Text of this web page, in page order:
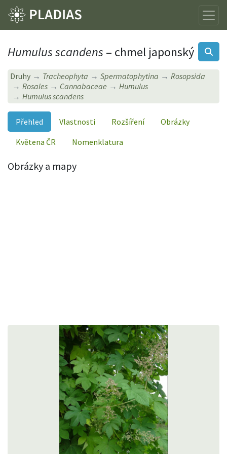
Humulus scandens – chmel japonský
Druhy Tracheophyta Spermatophytina
Rosopsida
Rosales
Cannabaceae
Humulus
Humulus scandens
Přehled Vlastnosti Rozšíření
Obrázky
Květena ČR
Nomenklatura
Obrázky a mapy